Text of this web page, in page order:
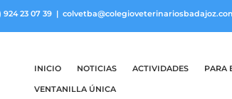
924 23 07 39 |
INICIO NOTICIAS ACTIVIDADES PARA
VENTANILLA ÚNICA